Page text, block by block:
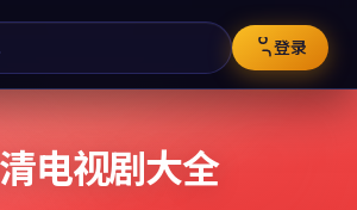
登录
电视剧大全